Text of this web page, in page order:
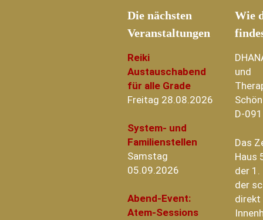
Die nächsten
Veranstaltungen
Reiki
Austauschabend
für alle Grade
Freitag 28.08.2026
System- und
Familienstellen
Samstag
05.09.2026
Abend-Event:
Atem-Sessions
Wie
und
D-
Das
Haus
der 1.
der
direkt